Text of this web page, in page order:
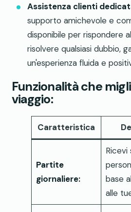
Assistenza clienti
supporto amichevole e
disponibile per rispondere
risolvere qualsiasi dubbio,
un'esperienza fluida e
Funzionalità che
viaggio:
Caratteristica
Partite
giornaliere:
Ricevi
base
alle